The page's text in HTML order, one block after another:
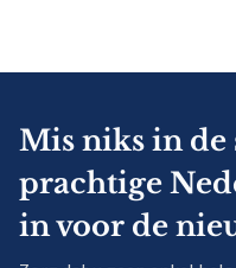
Mis niks in
prachtige
in voor de